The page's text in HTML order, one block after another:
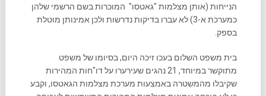
הנייחות (אותן מצלמות "גאטסו" המוכרות בשם הרשמי שלהן
כמערכת א-3) לא עברו בדיקות נדרשות ולכן אמינותן מוטלת
בספק.
בית משפט השלום בעכו זיכה היום, בסיומו של משפט
מתוקשר במיוחד, 21 נהגים שעירערו על דו"חות המהירות
שקיבלו מהמשטרה באמצעות מערכת מצלמות הגאטסו, וקבע